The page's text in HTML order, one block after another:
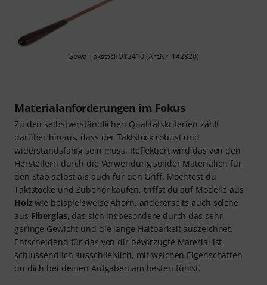
Gewa Takstock 912410 (Art.Nr. 142820)
Materialanforderungen im Fokus
Zu den selbstverständlichen Qualitätskriterien zählt
darüber hinaus, dass der Taktstock robust und
widerstandsfähig sein muss. Reflektiert wird das von den
Herstellern durch die Verwendung solider Materialien für
den Stab selbst als auch für den Griff. Möchtest du
Taktstöcke und Zubehör kaufen, triffst du auf Modelle aus
Holzwie beispielsweise Ahorn, andererseits auch solche
aus Fiberglas, das sich insbesondere durch das sehr
geringe Gewicht und die lange Haltbarkeit auszeichnet.
Entscheidend für das von dir bevorzugte Material ist
schlussendlich ausschließlich, mit welchen Eigenschaften
du dich bei deinen Aufgaben am besten fühlst.